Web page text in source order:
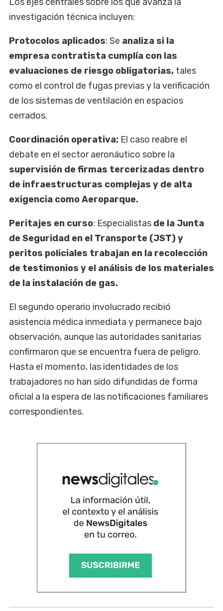
investigación técnica incluyen:
Protocolos aplicados: Se analiza si la
empresa contratista cumplía con las
evaluaciones de riesgo obligatorias, tales
como el control de fugas previas y la verificación
de los sistemas de ventilación en espacios
cerrados.
Coordinación operativa: El caso reabre el
debate en el sector aeronáutico sobre la
supervisión de firmas tercerizadas dentro
de infraestructuras complejas y de alta
exigencia como Aeroparque.
Peritajes en curso: Especialistas de la Junta
de Seguridad en el Transporte (JST) y
peritos policiales trabajan en la recolección
de testimonios y el análisis de los materiales
de la instalación de gas.
El segundo operario involucrado recibió
asistencia médica inmediata y permanece bajo
observación, aunque las autoridades sanitarias
confirmaron que se encuentra fuera de peligro.
Hasta el momento, las identidades de los
trabajadores no han sido difundidas de forma
oficial a la espera de las notificaciones familiares
correspondientes.